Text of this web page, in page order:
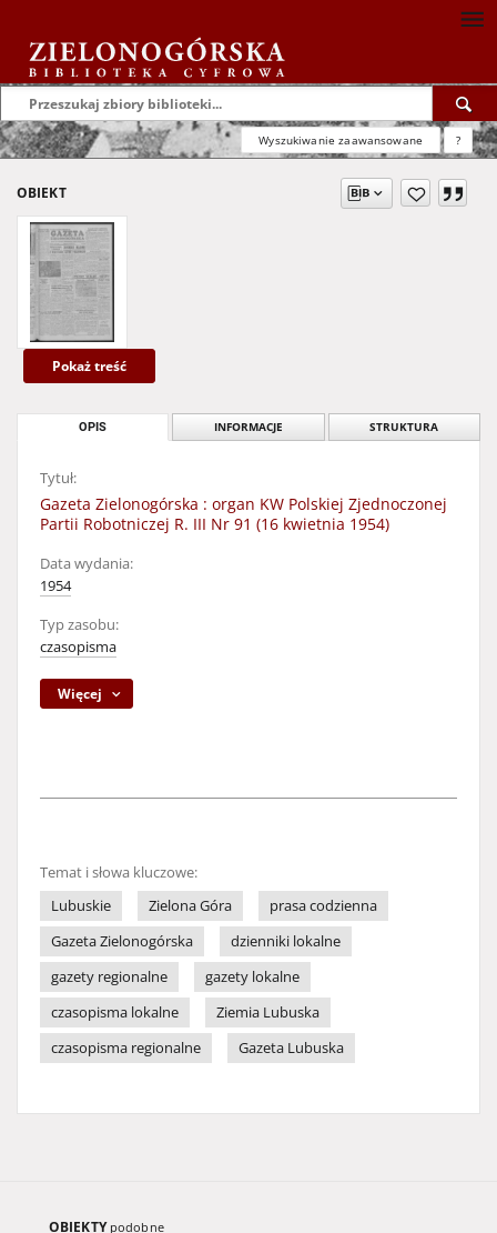
Wyszukiwanie zaawansowane ?
OBIEKT
Pokaż treść
OPIS INFORMACJE STRUKTURA
Tytuł:
Gazeta Zielonogórska : organ KW Polskiej Zjednoczonej
Partii Robotniczej R. III Nr 91 (16 kwietnia 1954)
Data wydania:
1954
Typ zasobu:
czasopisma
Więcej
Temat i słowa kluczowe:
Lubuskie
Zielona Góra
prasa codzienna
Gazeta Zielonogórska
dzienniki lokalne
gazety regionalne
gazety lokalne
czasopisma lokalne
Ziemia Lubuska
czasopisma regionalne
Gazeta Lubuska
OBIEKTY podobne